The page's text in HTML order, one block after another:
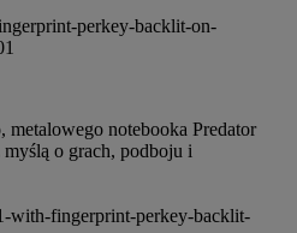
metalowego notebooka Predator
o grach, podboju i